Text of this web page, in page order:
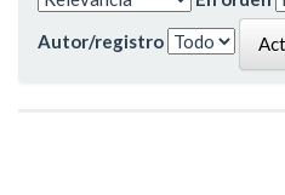
Autor/registro